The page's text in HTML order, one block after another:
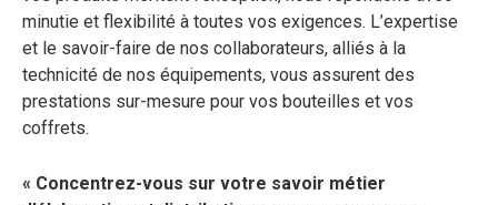
minutie et flexibilité à toutes vos exigences. L’expertise
et le savoir-faire de nos collaborateurs, alliés à la
technicité de nos équipements, vous assurent des
prestations sur-mesure pour vos bouteilles et vos
coffrets.
« Concentrez-vous sur votre savoir métier